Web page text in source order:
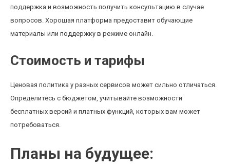
поддержка и возможность получить консультацию в случае
вопросов. Хорошая платформа предоставит обучающие
материалы или поддержку в режиме онлайн.
Стоимость и тарифы
Ценовая политика у разных сервисов может сильно отличаться.
Определитесь с бюджетом, учитывайте возможности
бесплатных версий и платных функций, которых вам может
потребоваться.
Планы на будущее: